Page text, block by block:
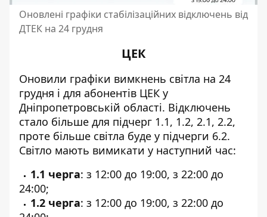
Оновлені графіки стабілізаційних відключень від
ДТЕК на 24 грудня
ЦЕК
Оновили графіки вимкнень світла на 24
грудня і для абонентів ЦЕК у
Дніпропетровській області. Відключень
стало більше для підчерг 1.1, 1.2, 2.1, 2.2,
проте більше світла буде у підчерги 6.2.
Світло мають вимикати у наступний час:
1.1 черга: з 12:00 до 19:00, з 22:00 до
24:00;
1.2 черга: з 12:00 до 19:00, з 22:00 до